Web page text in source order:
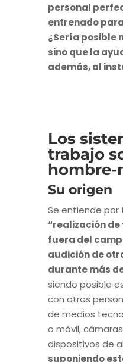
personal
entrenado
¿Sería posible
sino que la
además, al
Los
trabajo
hombre-
Su origen
Se entiende por
“realización
fuera del
audición de
durante más
siendo posible
con otras
de medios
o móvil,
dispositivos de
suponiendo